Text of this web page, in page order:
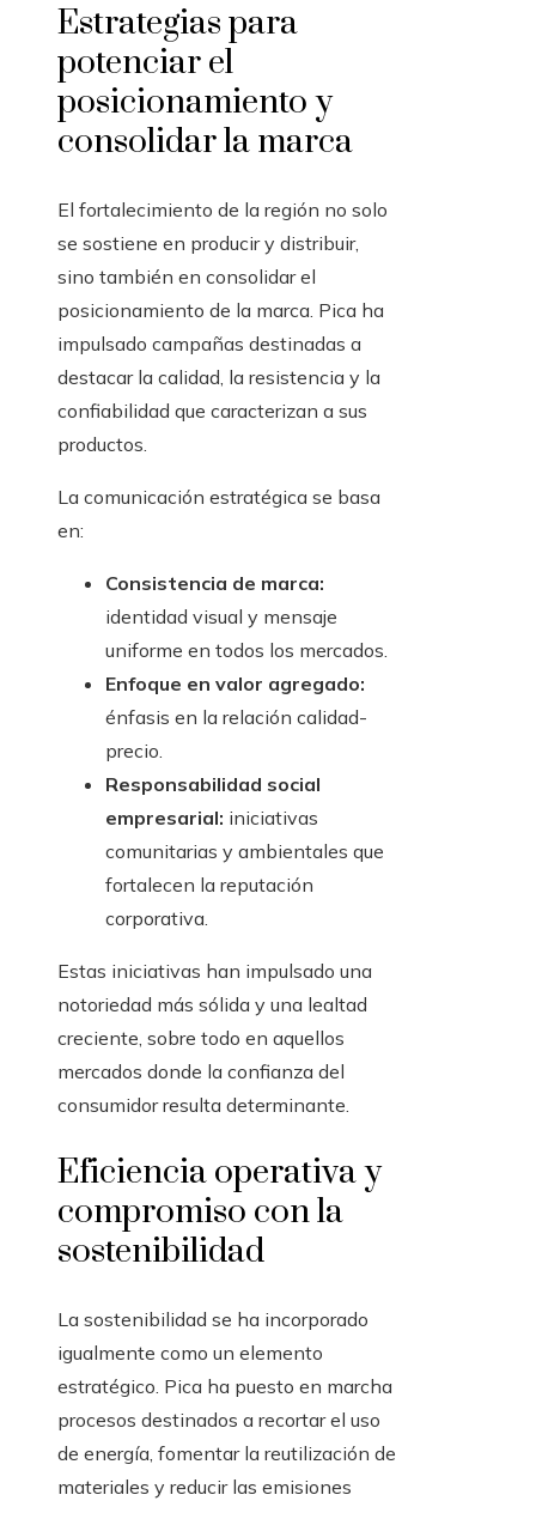
Estrategias para
potenciar el
posicionamiento y
consolidar la marca
El fortalecimiento de la región no solo
se sostiene en producir y distribuir,
sino también en consolidar el
posicionamiento de la marca. Pica ha
impulsado campañas destinadas a
destacar la calidad, la resistencia y la
confiabilidad que caracterizan a sus
productos.
La comunicación estratégica se basa
en:
Consistencia de marca:
identidad visual y mensaje
uniforme en todos los mercados.
Enfoque en valor agregado:
énfasis en la relación calidad-
precio.
Responsabilidad social
empresarial: iniciativas
comunitarias y ambientales que
fortalecen la reputación
corporativa.
Estas iniciativas han impulsado una
notoriedad más sólida y una lealtad
creciente, sobre todo en aquellos
mercados donde la confianza del
consumidor resulta determinante.
Eficiencia operativa y
compromiso con la
sostenibilidad
La sostenibilidad se ha incorporado
igualmente como un elemento
estratégico. Pica ha puesto en marcha
procesos destinados a recortar el uso
de energía, fomentar la reutilización de
materiales y reducir las emisiones